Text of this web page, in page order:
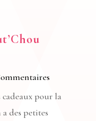
pour la
des petites